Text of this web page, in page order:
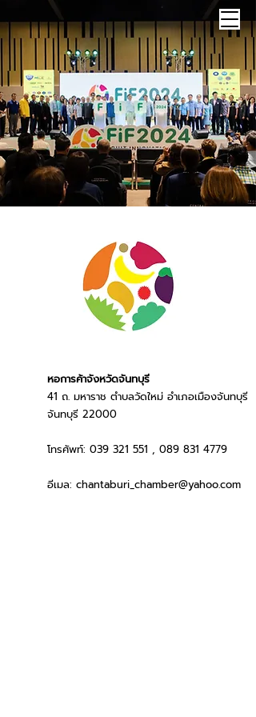
หอการค้าจังหวัดจันทบุรี
41 ถ. มหาราช ตำบลวัดใหม่ อำเภอเมืองจันทบุรี
จันทบุรี 22000
โทรศัพท์: 039 321 551 , 089 831 4779
อีเมล: chantaburi_chamber@yahoo.com